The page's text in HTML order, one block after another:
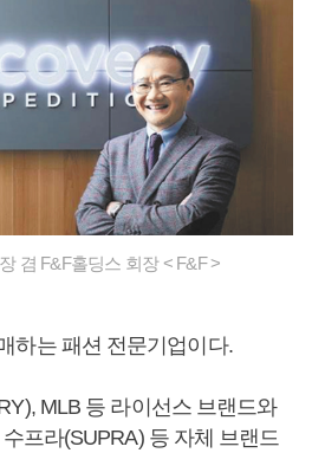
겸 F&F홀딩스 회장 < F&F >
하는 패션 전문기업이다.
MLB 등 라이선스 브랜드와
프라(SUPRA) 등 자체 브랜드